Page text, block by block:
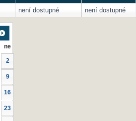
není dostupné není dostupné
ne
2
9
16
23